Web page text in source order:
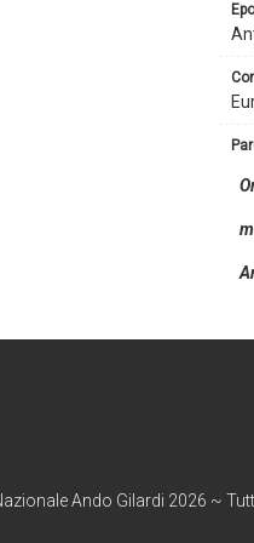
Ando Gilardi 2026 ~